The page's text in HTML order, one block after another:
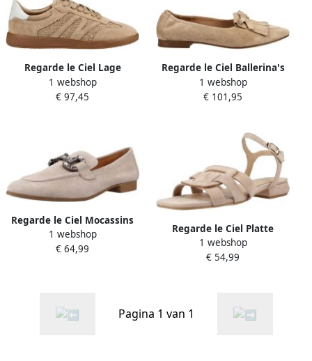
Regarde le Ciel Lage
Sneakers Sneaker
1 webshop
€ 97,45
Regarde le Ciel Ballerina's
Ballerina´s
1 webshop
€ 101,95
Regarde le Ciel Mocassins
Aida04
1 webshop
€ 64,99
Regarde le Ciel Platte
sandalen Cayley037236
1 webshop
€ 54,99
Pagina 1 van 1